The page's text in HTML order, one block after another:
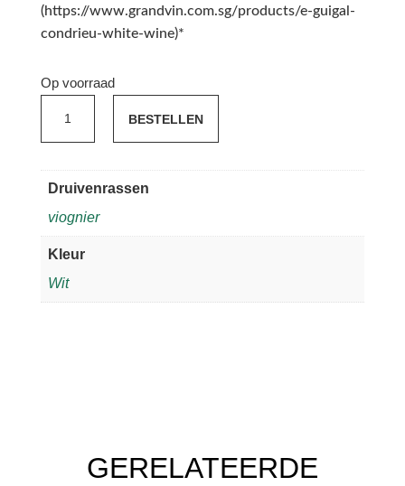
(https://www.grandvin.com.sg/products/e-guigal-
condrieu-white-wine)*
Op voorraad
Guigal
2021
aantal
BESTELLEN
Druivenrassen
viognier
Kleur
Wit
GERELATEERDE